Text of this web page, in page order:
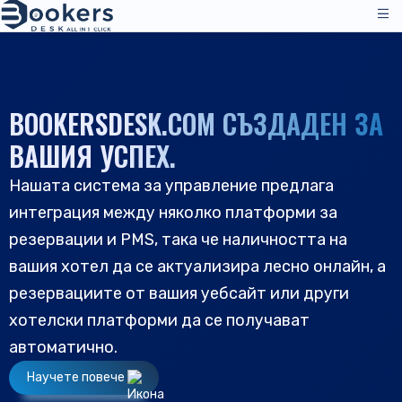
Операции по управление
Мениджър на канали
Канали за разпределение
Ценообразуване
Техническа поддръжка
Управление на резервации
PMS - Хотелска програма
Резервационен двигател
Решения
Настаняване
Хотели
Хотелиерство
B&B и странноприемници
Отзиви
Ресурси
Ресурси & Инструменти
Всички ресурси
Инструменти & Ръководства
Поддръжка на клиенти
За нас
За нас
BG
BOOKERSDESK.COM СЪЗДАДЕН ЗА
ВАШИЯ УСПЕХ.
Нашата система за управление предлага
интеграция между няколко платформи за
резервации и PMS, така че наличността на
вашия хотел да се актуализира лесно онлайн, а
резервациите от вашия уебсайт или други
хотелски платформи да се получават
автоматично.
Научете повече